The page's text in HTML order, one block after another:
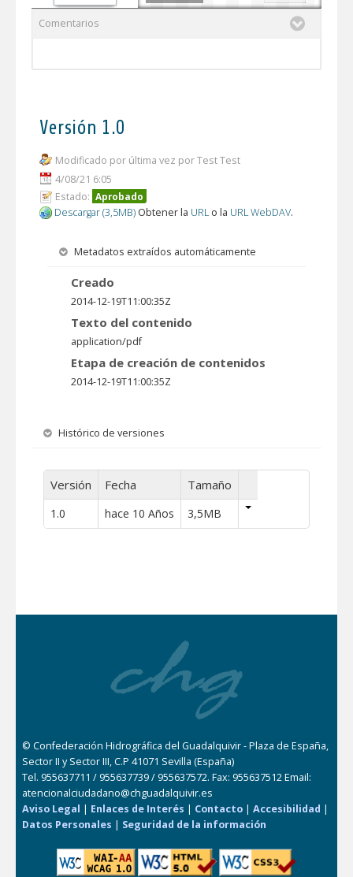
Comentarios
Versión 1.0
Modificado por última vez por Test Test
4/08/21 6:05
Estado: Aprobado
Descargar (3,5MB) Obtener la URL o la URL WebDAV.
Metadatos extraídos automáticamente
Creado
2014-12-19T11:00:35Z
Texto del contenido
application/pdf
Etapa de creación de contenidos
2014-12-19T11:00:35Z
Histórico de versiones
Versión Fecha Tamaño
1.0 hace 10 Años 3,5MB
© Confederación Hidrográfica del Guadalquivir - Plaza de España,
Sector II y Sector III, C.P 41071 Sevilla (España)
Tel. 955637711 / 955637739 / 955637572. Fax: 955637512 Email:
atencionalciudadano@chguadalquivir.es
Aviso Legal | Enlaces de Interés | Contacto |Accesibilidad |
Datos Personales | Seguridad de la información